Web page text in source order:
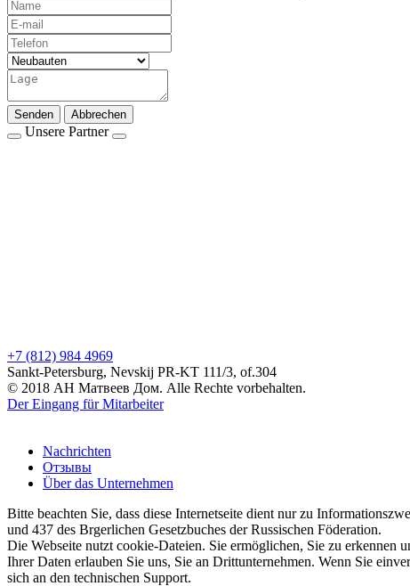
Senden Abbrechen
Unsere Partner
+7 (812) 984 4969
Sankt-Petersburg, Nevskij PR-KT 111/3, of.304
© 2018 АН Матвеев Дом. Alle Rechte vorbehalten.
Der Eingang für Mitarbeiter
Nachrichten
Отзывы
Über das Unternehmen
Bitte beachten Sie, dass diese Internetseite dient nur zu
und 437 des Brgerlichen Gesetzbuches der Russischen Föderation.
Die Webseite nutzt cookie-Dateien. Sie ermöglichen, Sie zu erkennen
Ihrer Daten erlauben Sie uns, Sie an Drittunternehmen. Wenn Sie
sich an den technischen Support.